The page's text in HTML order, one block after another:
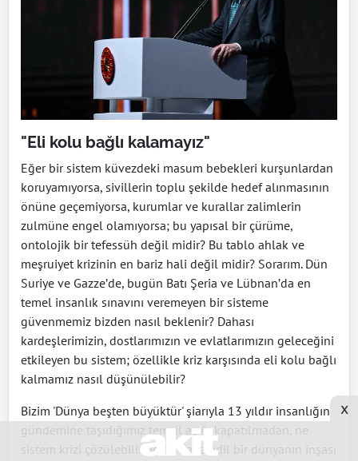
"Eli kolu bağlı kalamayız"
Eğer bir sistem küvezdeki masum bebekleri kurşunlardan
koruyamıyorsa, sivillerin toplu şekilde hedef alınmasının
önüne geçemiyorsa, kurumlar ve kurallar zalimlerin
zulmüne engel olamıyorsa; bu yapısal bir çürüme,
ontolojik bir tefessüh değil midir? Bu tablo ahlak ve
meşruiyet krizinin en bariz hali değil midir? Sorarım. Dün
Suriye ve Gazze’de, bugün Batı Şeria ve Lübnan’da en
temel insanlık sınavını veremeyen bir sisteme
güvenmemiz bizden nasıl beklenir? Dahası
kardeşlerimizin, dostlarımızın ve evlatlarımızın geleceğini
etkileyen bu sistem; özellikle kriz karşısında eli kolu bağlı
kalmamız nasıl düşünülebilir?
Bizim 'Dünya beşten büyüktür' şiarıyla 13 yıldır insanlığın
gündemine taşıdığımız temsil açığı kapatılmadan, ne
sistem krizi çözülebilir ne de daha adil bir dünyanın inşası
x